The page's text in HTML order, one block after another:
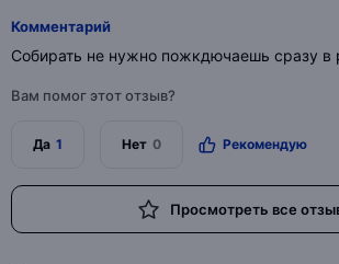
Комментарий
Собирать не нужно пожкдючаешь сразу в
Вам помог этот отзыв?
Да 1 Нет 0 Рекомендую
Просмотреть все